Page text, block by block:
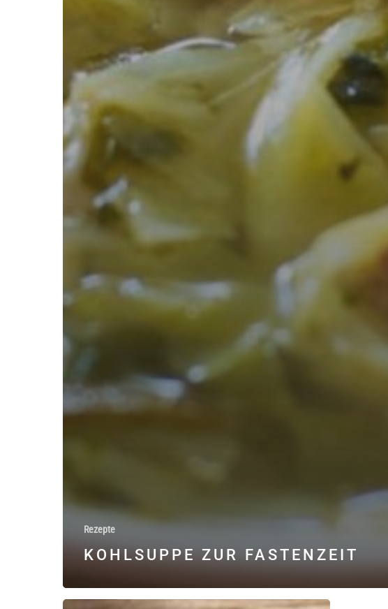
Rezepte
KOHLSUPPE ZUR FASTENZEIT